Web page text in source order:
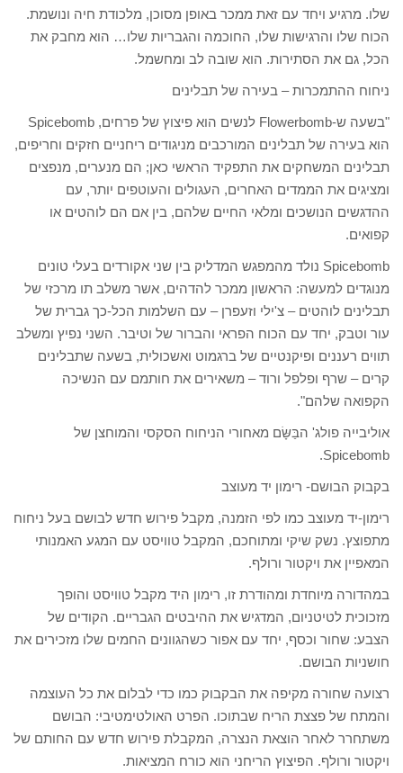
שלו. מרגיע ויחד עם זאת ממכר באופן מסוכן, מלכודת חיה ונושמת.
הכוח שלו והרגישות שלו, החוכמה והגבריות שלו… הוא מחבק את
הכל, גם את הסתירות. הוא שובה לב ומחשמל.
ניחוח ההתמכרות – בעירה של תבלינים
"בשעה ש-Flowerbomb לנשים הוא פיצוץ של פרחים, Spicebomb
הוא בעירה של תבלינים המורכבים מניגודים ריחניים חזקים וחריפים,
תבלינים המשחקים את התפקיד הראשי כאן; הם מנערים, מנפצים
ומציגים את הממדים האחרים, העגולים והעוטפים יותר, עם
ההדגשים הנושכים ומלאי החיים שלהם, בין אם הם לוהטים או
קפואים.
Spicebomb נולד מהמפגש המדליק בין שני אקורדים בעלי טונים
מנוגדים למעשה: הראשון ממכר להדהים, אשר משלב תו מרכזי של
תבלינים לוהטים – צ'ילי וזעפרן – עם השלמות הכל-כך גברית של
עור וטבק, יחד עם הכוח הפראי והברור של וטיבר. השני נפיץ ומשלב
תווים רעננים ופיקנטיים של ברגמוט ואשכולית, בשעה שתבלינים
קרים – שרף ופלפל ורוד – משאירים את חותמם עם הנשיכה
הקפואה שלהם".
אוליבייה פולג' הבַּשָּׂם מאחורי הניחוח הסקסי והמוחצן של
Spicebomb.
בקבוק הבושם- רימון יד מעוצב
רימון-יד מעוצב כמו לפי הזמנה, מקבל פירוש חדש לבושם בעל ניחוח
מתפוצץ. נשק שיקי ומתוחכם, המקבל טוויסט עם המגע האמנותי
המאפיין את ויקטור ורולף.
במהדורה מיוחדת ומהודרת זו, רימון היד מקבל טוויסט והופך
מזכוכית לטיטניום, המדגיש את ההיבטים הגבריים. הקודים של
הצבע: שחור וכסף, יחד עם אפור כשהגוונים החמים שלו מזכירים את
חושניות הבושם.
רצועה שחורה מקיפה את הבקבוק כמו כדי לבלום את כל העוצמה
והמתח של פצצת הריח שבתוכו. הפרט האולטימטיבי: הבושם
משתחרר לאחר הוצאת הנצרה, המקבלת פירוש חדש עם החותם של
ויקטור ורולף. הפיצוץ הריחני הוא כורח המציאות.